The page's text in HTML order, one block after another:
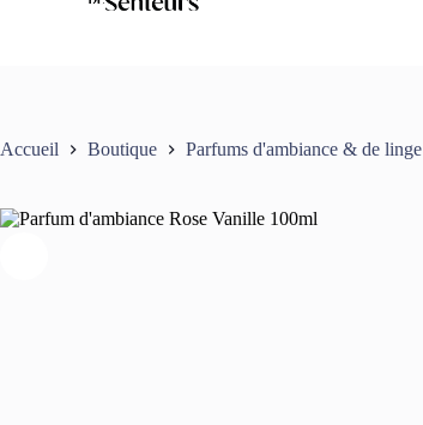
Accueil Boutique Parfums d'ambiance & de linge